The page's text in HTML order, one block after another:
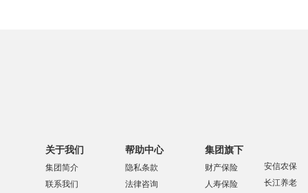
关于我们
集团简介
联系我们
帮助中心
隐私条款
法律咨询
集团旗下
财产保险
人寿保险
安信农保
长江养老